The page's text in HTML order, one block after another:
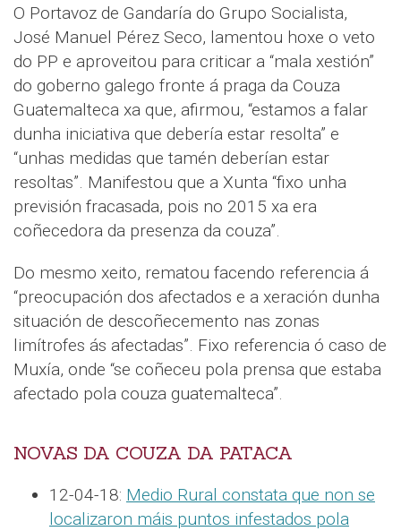
O Portavoz de Gandaría do Grupo Socialista,
José Manuel Pérez Seco, lamentou hoxe o veto
do PP e aproveitou para criticar a “mala xestión”
do goberno galego fronte á praga da Couza
Guatemalteca xa que, afirmou, “estamos a falar
dunha iniciativa que debería estar resolta” e
“unhas medidas que tamén deberían estar
resoltas”. Manifestou que a Xunta “fixo unha
previsión fracasada, pois no 2015 xa era
coñecedora da presenza da couza”.
Do mesmo xeito, rematou facendo referencia á
“preocupación dos afectados e a xeración dunha
situación de descoñecemento nas zonas
limítrofes ás afectadas”. Fixo referencia ó caso de
Muxía, onde “se coñeceu pola prensa que estaba
afectado pola couza guatemalteca”.
NOVAS DA COUZA DA PATACA
12-04-18: Medio Rural constata que non se
localizaron máis puntos infestados pola